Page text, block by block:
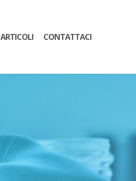
ARTICOLI CONTATTACI